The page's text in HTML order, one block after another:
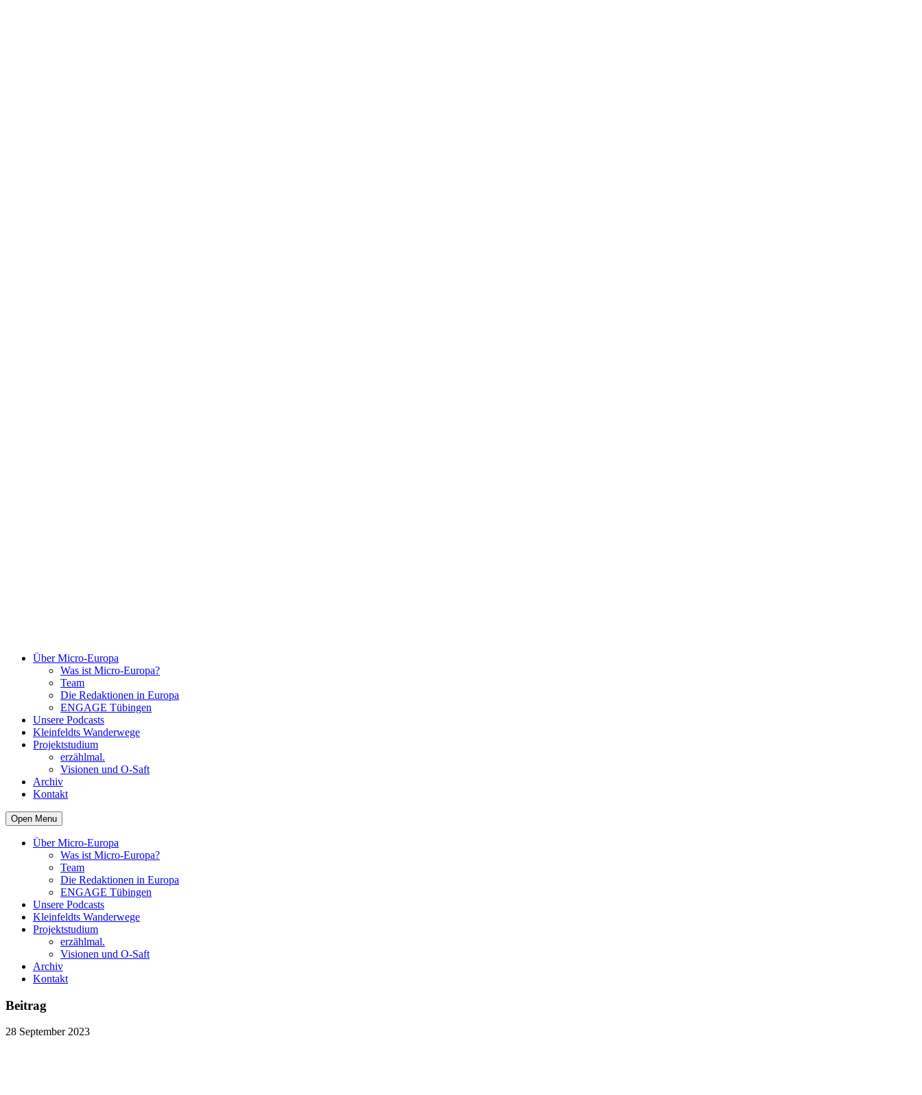
Über Micro-Europa
Was ist Micro-Europa?
Team
Die Redaktionen in Europa
ENGAGE Tübingen
Unsere Podcasts
Kleinfeldts Wanderwege
Projektstudium
erzählmal.
Visionen und O-Saft
Archiv
Kontakt
Open Menu
Über Micro-Europa
Was ist Micro-Europa?
Team
Die Redaktionen in Europa
ENGAGE Tübingen
Unsere Podcasts
Kleinfeldts Wanderwege
Projektstudium
erzählmal.
Visionen und O-Saft
Archiv
Kontakt
Beitrag
28 September 2023